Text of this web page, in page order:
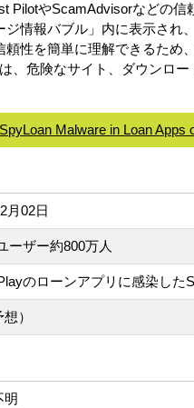
PilotやScamAdvisorなどの
情報バブル」内に表示され
性を簡単に理解できるため
、危険なサイト、ダウンロ
Malware in Loan Apps
月02日
ーザー約800万人
のローンアプリに感染した
）
明